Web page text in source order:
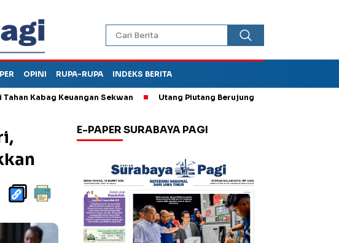
OPINI RUPA-RUPA INDEKS BERITA
Keuangan Sekwan Utang Piutang Berujung Penganiayaan, Oknum
E-PAPER SURABAYA PAGI